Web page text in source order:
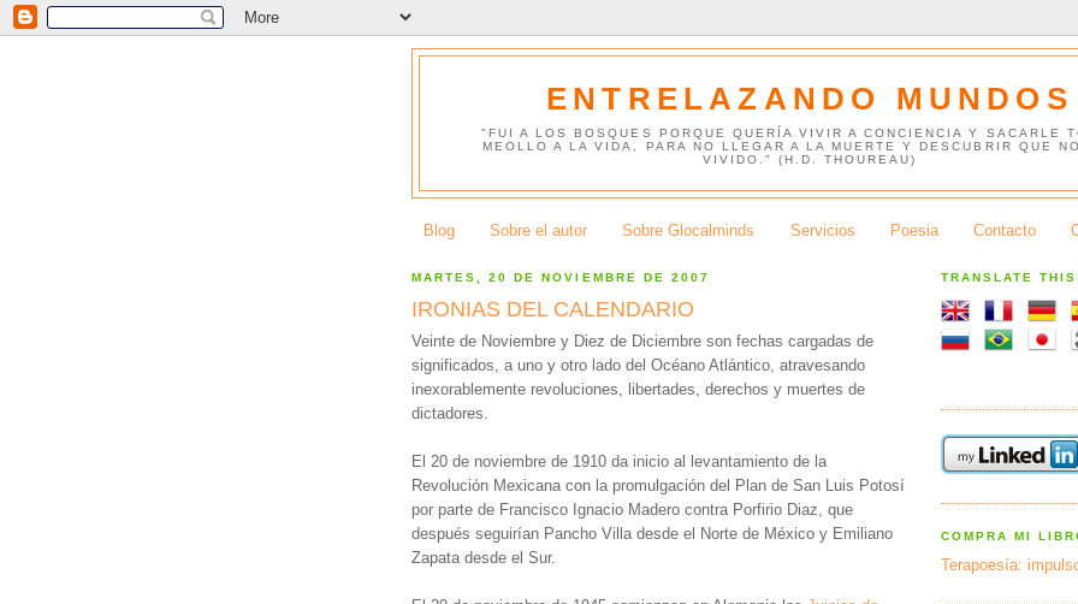
ENTRELAZANDO MUNDOS
"FUI A LOS BOSQUES PORQUE QUERÍA VIVIR A CONCIENCIA Y SACARLE
MEOLLO A LA VIDA, PARA NO LLEGAR A LA MUERTE Y DESCUBRIR QUE
VIVIDO." (H.D. THOUREAU)
Blog Sobre el autor Sobre Glocalminds Servicios Poesia Contacto
MARTES, 20 DE NOVIEMBRE DE 2007
IRONIAS DEL CALENDARIO
Veinte de Noviembre y Diez de Diciembre son fechas cargadas de
significados, a uno y otro lado del Océano Atlántico, atravesando
inexorablemente revoluciones, libertades, derechos y muertes de
dictadores.
El 20 de noviembre de 1910 da inicio al levantamiento de la
Revolución Mexicana con la promulgación del Plan de San Luis Potosí
por parte de Francisco Ignacio Madero contra Porfirio Diaz, que
después seguirían Pancho Villa desde el Norte de México y Emiliano
Zapata desde el Sur.
TRANSLATE
COMPRA MI
Terapoesía: